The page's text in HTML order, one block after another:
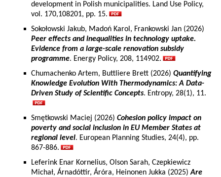
development in Polish municipalities. Land Use Policy,
vol. 170,108201, pp. 15.
Sokołowski Jakub, Madoń Karol, Frankowski Jan (2026)
Peer effects and inequalities in technology uptake.
Evidence from a large-scale renovation subsidy
programme. Energy Policy, 208, 114902.
Chumachenko Artem, Buttliere Brett (2026) Quantifying
Knowledge Evolution With Thermodynamics: A Data-
Driven Study of Scientific Concepts. Entropy, 28(1), 11.
Smętkowski Maciej (2026) Cohesion policy impact on
poverty and social inclusion in EU Member States at
regional level. European Planning Studies, 24(4), pp.
867-886.
Leferink Enar Kornelius, Olson Sarah, Czepkiewicz
Michał, Árnadóttir, Áróra, Heinonen Jukka (2025)Are